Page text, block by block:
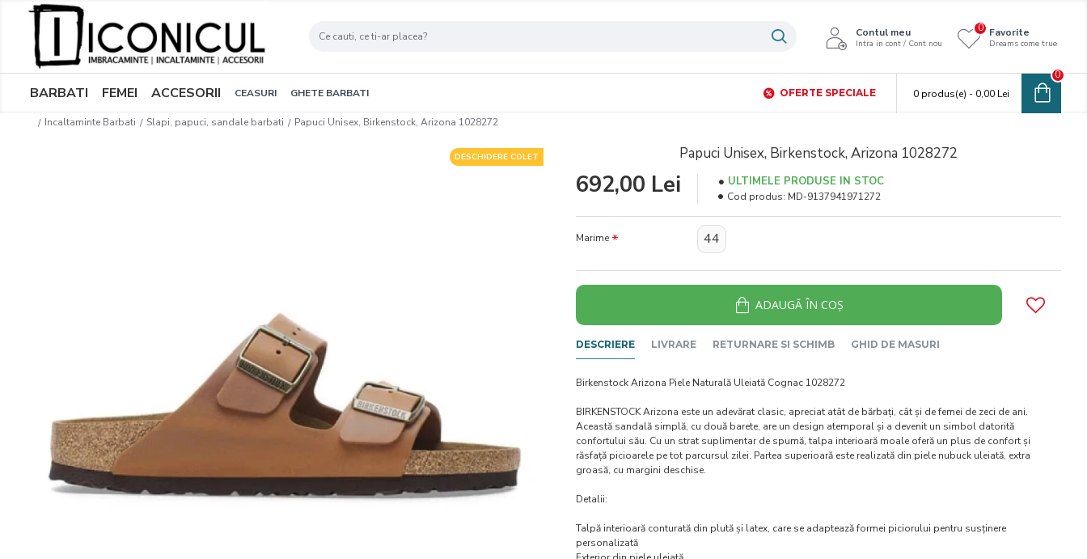
Contul meu
Intra in cont / Cont nou
Favorite
Dreams come true
0
BARBATI FEMEI ACCESORII CEASURI GHETE BARBATI OFERTE SPECIALE 0 produs(e) - 0,00 Lei
0
Incaltaminte Barbati Slapi, papuci, sandale barbati Papuci Unisex, Birkenstock, Arizona 1028272
DESCHIDERE COLET Papuci Unisex, Birkenstock, Arizona 1028272
692,00 Lei ULTIMELE PRODUSE IN STOC
Cod produs: MD-9137941971272
Marime 44
ADAUGĂ ÎN COŞ
DESCRIERE LIVRARE RETURNARE SI SCHIMB GHID DE MASURI
Birkenstock Arizona Piele Naturală Uleiată Cognac 1028272
BIRKENSTOCK Arizona este un adevărat clasic, apreciat atât de bărbați, cât și de femei de zeci de ani.
Această sandală simplă, cu două barete, are un design atemporal și a devenit un simbol datorită
confortului său. Cu un strat suplimentar de spumă, talpa interioară moale oferă un plus de confort și
răsfață picioarele pe tot parcursul zilei. Partea superioară este realizată din piele nubuck uleiată, extra
groasă, cu margini deschise.
Detalii:
Talpă interioară conturată din plută și latex, care se adaptează formei piciorului pentru susținere
personalizată